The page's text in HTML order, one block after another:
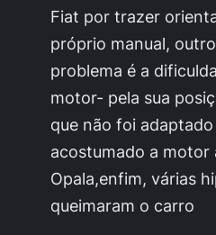
Fiat por trazer
próprio manual,
problema é a
motor- pela sua
que não foi
acostumado a motor
Opala,enfim, várias
queimaram o carro